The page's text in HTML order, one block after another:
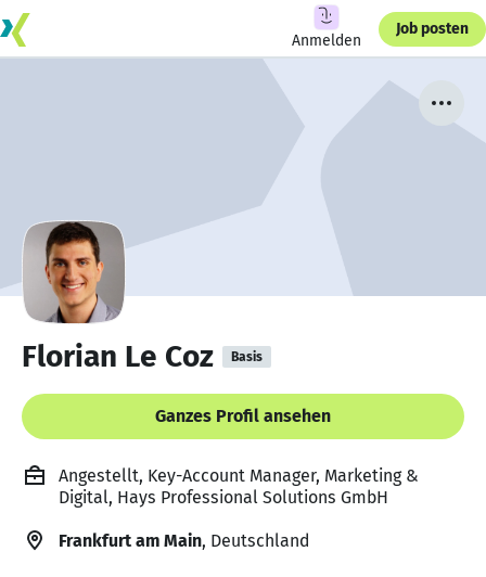
Anmelden
Job posten
Florian Le Coz Basis
Ganzes Profil ansehen
Angestellt, Key-Account Manager, Marketing &
Digital, Hays Professional Solutions GmbH
Frankfurt am Main, Deutschland